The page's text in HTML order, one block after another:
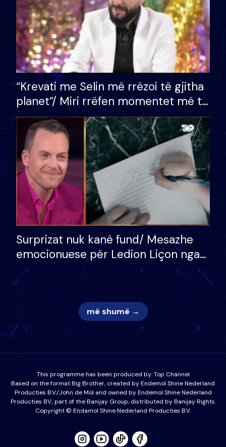
“Krevati me Selin më rrëzoi të gjitha
planet”/ Miri rrëfen momentet më të
bukura në shtëpinë e BB VIP: Do më
mungojë zilja e mëngjesit kur…
Surprizat nuk kanë fund/ Mesazhe
emocionuese për Ledion Liçon nga
nëna dhe fëmijët e tij, moderatori
nuk i mban dot lotët: Nuk meritoj…
më shumë →
This programme has been produced by:Top Channel
Based on the format Big Brother, created by Endemol Shine Nederland
Producties B.V./John de Mol and owned by Endemol Shine Nederland
Producties BV., part of the Banijay Group, distributed by Banijay Rights.
Copyright © Endamol Shine Nederland Producties B.V.